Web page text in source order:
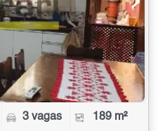
3 vagas 189 m²